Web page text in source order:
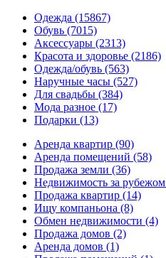
Одежда (15867)
Обувь (7015)
Аксессуары (2313)
Красота и здоровье (2186)
Одежда/обувь (563)
Наручные часы (527)
Для свадьбы (384)
Мода разное (17)
Подарки (13)
Аренда квартир (90)
Аренда помещений (58)
Продажа земли (36)
Недвижимость за рубежом
Продажа квартир (14)
Ищу компаньона (8)
Обмен недвижимости (4)
Продажа домов (2)
Аренда домов (1)